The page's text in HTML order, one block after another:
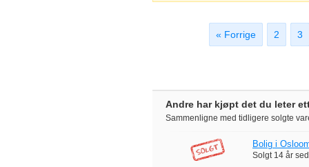
Andre har kjøpt det du leter
Sammenligne med tidligere solgte
Bolig i
Solgt 14 år
« Forrige 2 3